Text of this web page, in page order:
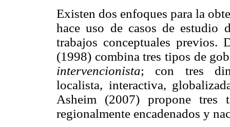
Existen dos enfoques para la
hace uso de casos de estudio
trabajos conceptuales previos.
(1998) combina tres tipos de
intervencionista; con tres
localista, interactiva,
Asheim (2007) propone tres
regionalmente encadenados y